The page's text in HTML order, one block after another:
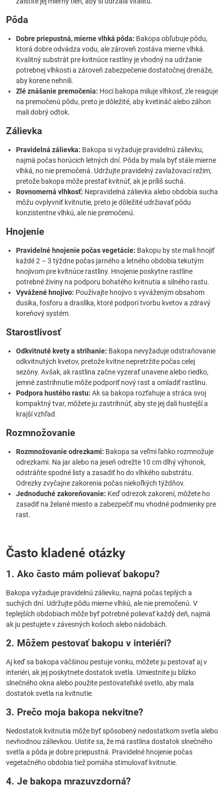
Pôda
Dobre priepustná, mierne vlhká pôda: Bakopa obľubuje pôdu,
ktorá dobre odvádza vodu, ale zároveň zostáva mierne vlhká.
Kvalitný substrát pre kvitnúce rastliny je vhodný na udržanie
potrebnej vlhkosti a zároveň zabezpečenie dostatočnej drenáže,
aby korene nehnili.
Zlé znášanie premočenia: Hoci bakopa miluje vlhkosť, zle reaguje
na premočenú pôdu, preto je dôležité, aby kvetináč alebo záhon
mali dobrý odtok.
Zálievka
Pravidelná zálievka: Bakopa si vyžaduje pravidelnú zálievku,
najmä počas horúcich letných dní. Pôda by mala byť stále mierne
vlhká, no nie premočená. Udržujte pravidelný zavlažovací režim,
pretože bakopa môže prestať kvitnúť, ak je príliš suchá.
Rovnomerná vlhkosť: Nepravidelná zálievka alebo obdobia sucha
môžu ovplyvniť kvitnutie, preto je dôležité udržiavať pôdu
konzistentne vlhkú, ale nie premočenú.
Hnojenie
Pravidelné hnojenie počas vegetácie: Bakopu by ste mali hnojiť
každé 2 – 3 týždne počas jarného a letného obdobia tekutým
hnojivom pre kvitnúce rastliny. Hnojenie poskytne rastline
potrebné živiny na podporu bohatého kvitnutia a silného rastu.
Vyvážené hnojivo: Používajte hnojivo s vyváženým obsahom
dusíka, fosforu a draslíka, ktoré podporí tvorbu kvetov a zdravý
koreňový systém.
Starostlivosť
Odkvitnuté kvety a strihanie: Bakopa nevyžaduje odstraňovanie
odkvitnutých kvetov, pretože kvitne nepretržite počas celej
sezóny. Avšak, ak rastlina začne vyzerať unavene alebo riedko,
jemné zastrihnutie môže podporiť nový rast a omladiť rastlinu.
Podpora hustého rastu: Ak sa bakopa rozťahuje a stráca svoj
kompaktný tvar, môžete ju zastrihnúť, aby ste jej dali hustejší a
krajší vzhľad.
Rozmnožovanie
Rozmnožovanie odrezkami: Bakopa sa veľmi ľahko rozmnožuje
odrezkami. Na jar alebo na jeseň odrežte 10 cm dlhý výhonok,
odstráňte spodné listy a zasadiť ho do vlhkého substrátu.
Odrezky zvyčajne zakorenia počas niekoľkých týždňov.
Jednoduché zakoreňovanie: Keď odrezok zakorení, môžete ho
zasadiť na želané miesto a zabezpečiť mu vhodné podmienky pre
rast.
Často kladené otázky
1. Ako často mám polievať bakopu?
Bakopa vyžaduje pravidelnú zálievku, najmä počas teplých a
suchých dní. Udržujte pôdu mierne vlhkú, ale nie premočenú. V
teplejších obdobiach môže byť potrebné polievať každý deň, najmä
ak ju pestujete v závesných košoch alebo nádobách.
2. Môžem pestovať bakopu v interiéri?
Aj keď sa bakopa väčšinou pestuje vonku, môžete ju pestovať aj v
interiéri, ak jej poskytnete dostatok svetla. Umiestnite ju blízko
slnečného okna alebo použite pestovateľské svetlo, aby mala
dostatok svetla na kvitnutie.
3. Prečo moja bakopa nekvitne?
Nedostatok kvitnutia môže byť spôsobený nedostatkom svetla alebo
nevhodnou zálievkou. Uistite sa, že má rastlina dostatok slnečného
svetla a pôda je dobre priepustná. Pravidelné hnojenie počas
vegetačného obdobia tiež pomáha stimulovať kvitnutie.
4. Je bakopa mrazuvzdorná?